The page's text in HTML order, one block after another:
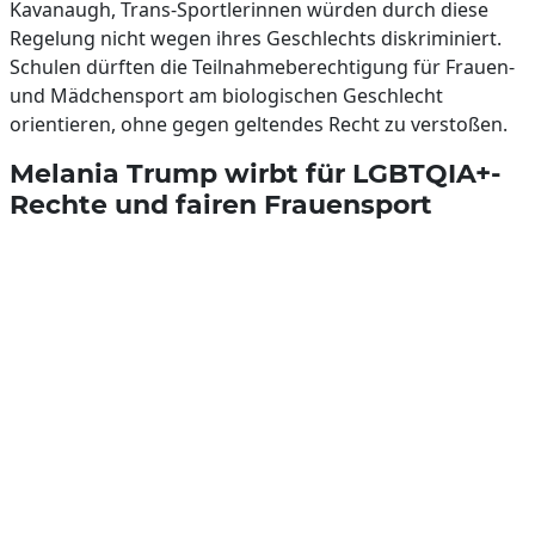
Kavanaugh, Trans-Sportlerinnen würden durch diese
Regelung nicht wegen ihres Geschlechts diskriminiert.
Schulen dürften die Teilnahmeberechtigung für Frauen-
und Mädchensport am biologischen Geschlecht
orientieren, ohne gegen geltendes Recht zu verstoßen.
Melania Trump wirbt für LGBTQIA+-
Rechte und fairen Frauensport